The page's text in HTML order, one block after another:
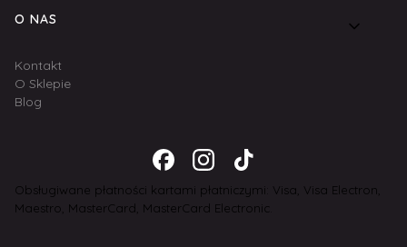
O NAS
Kontakt
O Sklepie
Blog
Obsługiwane płatności kartami płatniczymi: Visa, Visa Electron,
Maestro, MasterCard, MasterCard Electronic.